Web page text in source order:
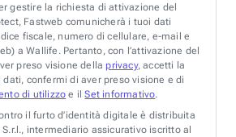
gestire la richiesta di attivazione del
Fastweb comunicherà i tuoi dati
fiscale, numero di cellulare, e-mail e
a Wallife. Pertanto, con l’attivazione del
preso visione della privacy, accetti la
confermi di aver preso visione e di
di utilizzo e ilSet informativo.
il furto d’identità digitale è distribuita
intermediario assicurativo iscritto al